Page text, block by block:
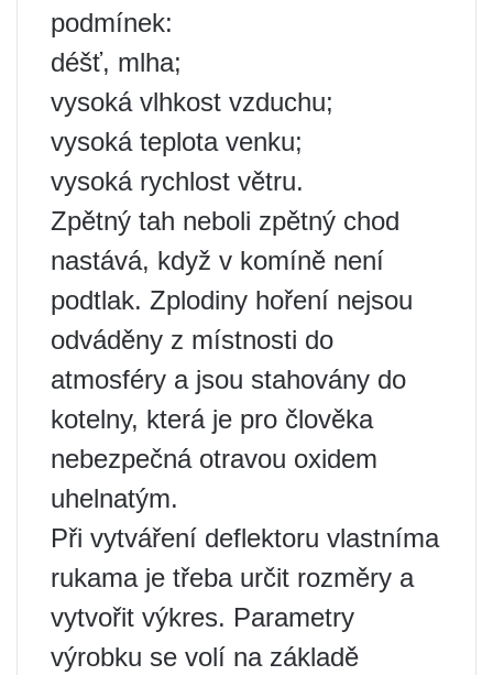
podmínek:
déšť, mlha;
vysoká vlhkost vzduchu;
vysoká teplota venku;
vysoká rychlost větru.
Zpětný tah neboli zpětný chod
nastává, když v komíně není
podtlak. Zplodiny hoření nejsou
odváděny z místnosti do
atmosféry a jsou stahovány do
kotelny, která je pro člověka
nebezpečná otravou oxidem
uhelnatým.
Při vytváření deflektoru vlastníma
rukama je třeba určit rozměry a
vytvořit výkres. Parametry
výrobku se volí na základě